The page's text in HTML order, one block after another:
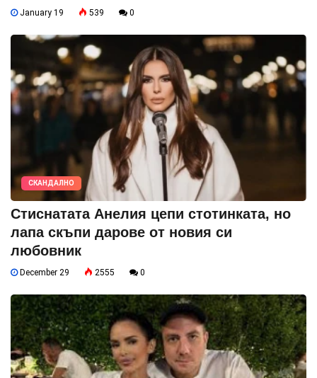
January 19 539 0
СКАНДАЛНО
Стиснатата Анелия цепи стотинката, но
лапа скъпи дарове от новия си
любовник
December 29 2555 0